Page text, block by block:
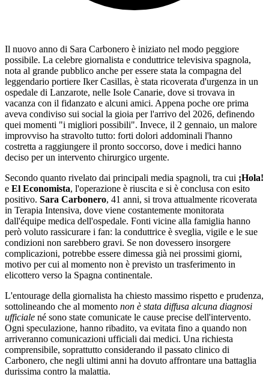
Il nuovo anno di Sara Carbonero è iniziato nel modo peggiore
possibile. La celebre giornalista e conduttrice televisiva spagnola,
nota al grande pubblico anche per essere stata la compagna del
leggendario portiere Iker Casillas, è stata ricoverata d'urgenza in un
ospedale di Lanzarote, nelle Isole Canarie, dove si trovava in
vacanza con il fidanzato e alcuni amici. Appena poche ore prima
aveva condiviso sui social la gioia per l'arrivo del 2026, definendo
quei momenti "i migliori possibili". Invece, il 2 gennaio, un malore
improvviso ha stravolto tutto: forti dolori addominali l'hanno
costretta a raggiungere il pronto soccorso, dove i medici hanno
deciso per un intervento chirurgico urgente.
Secondo quanto rivelato dai principali media spagnoli, tra cui ¡Hola!
e El Economista, l'operazione è riuscita e si è conclusa con esito
positivo. Sara Carbonero, 41 anni, si trova attualmente ricoverata
in Terapia Intensiva, dove viene costantemente monitorata
dall'équipe medica dell'ospedale. Fonti vicine alla famiglia hanno
però voluto rassicurare i fan: la conduttrice è sveglia, vigile e le sue
condizioni non sarebbero gravi. Se non dovessero insorgere
complicazioni, potrebbe essere dimessa già nei prossimi giorni,
motivo per cui al momento non è previsto un trasferimento in
elicottero verso la Spagna continentale.
L'entourage della giornalista ha chiesto massimo rispetto e prudenza,
sottolineando che al momento non è stata diffusa alcuna diagnosi
ufficiale né sono state comunicate le cause precise dell'intervento.
Ogni speculazione, hanno ribadito, va evitata fino a quando non
arriveranno comunicazioni ufficiali dai medici. Una richiesta
comprensibile, soprattutto considerando il passato clinico di
Carbonero, che negli ultimi anni ha dovuto affrontare una battaglia
durissima contro la malattia.